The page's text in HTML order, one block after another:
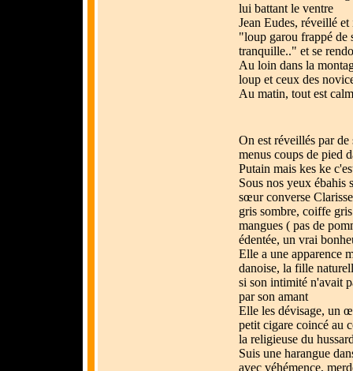
lui battant le ventre
Jean Eudes, réveillé
"loup garou frappé de
tranquille.." et se
Au loin dans la
loup et ceux des
Au matin, tout est
On est réveillés par de
menus coups de pied
Putain mais kes ke
Sous nos yeux ébahis
sœur converse
gris sombre, coiffe
mangues ( pas de
édentée, un vrai
Elle a une apparence
danoise, la fille
si son intimité n'avait
par son amant
Elle les dévisage, un
petit cigare coincé au
la religieuse du
Suis une harangue
avec véhémence,